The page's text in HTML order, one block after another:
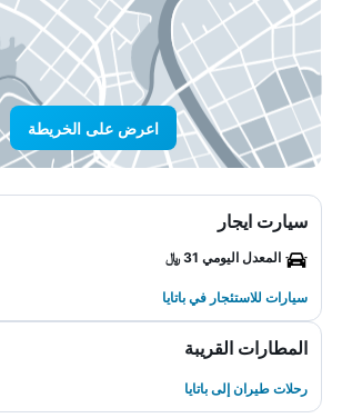
اعرض على الخريطة
سيارت ايجار
المعدل اليومي 31 ﷼
سيارات للاستئجار في باتايا
المطارات القريبة
رحلات طيران إلى باتايا